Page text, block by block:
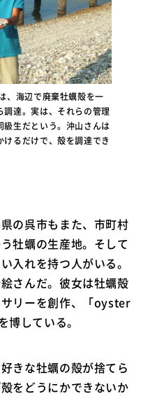
、海辺で廃棄牡蠣殻を一
達。実は、それらの管理
生だという。沖山さんは
けるだけで、殻を調達でき
の呉市もまた、市町村
牡蠣の生産地。そして
入れを持つ人がいる。
さんだ。彼女は牡蠣殻
リーを創作、「oyster
している。
きな牡蠣の殻が捨てら
をどうにかできないか